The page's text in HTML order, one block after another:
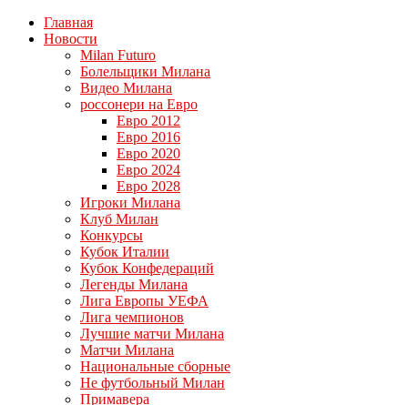
Главная
Новости
Milan Futuro
Болельщики Милана
Видео Милана
россонери на Евро
Евро 2012
Евро 2016
Евро 2020
Евро 2024
Евро 2028
Игроки Милана
Клуб Милан
Конкурсы
Кубок Италии
Кубок Конфедераций
Легенды Милана
Лига Европы УЕФА
Лига чемпионов
Лучшие матчи Милана
Матчи Милана
Национальные сборные
Не футбольный Милан
Примавера